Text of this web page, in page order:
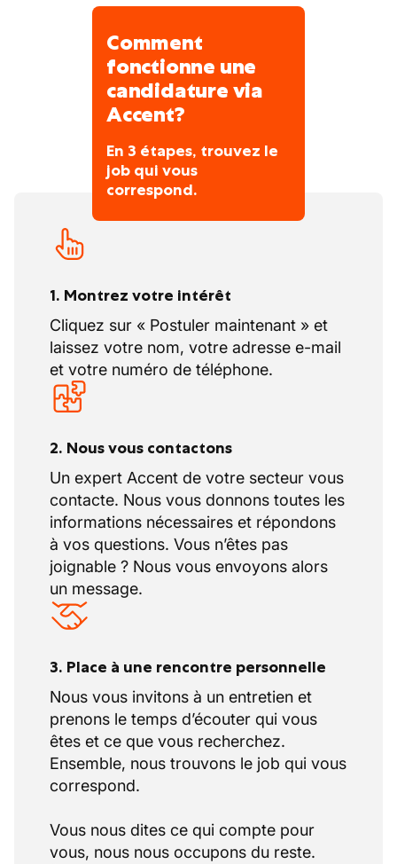
EMPLOI AVEC LA BONNE
PERSONNE.
Comment
fonctionne une
candidature via
Accent?
En 3 étapes, trouvez le
job qui vous
correspond.
1. Montrez votre intérêt
Cliquez sur « Postuler maintenant » et
laissez votre nom, votre adresse e-mail
et votre numéro de téléphone.
2. Nous vous contactons
Un expert Accent de votre secteur vous
contacte. Nous vous donnons toutes les
informations nécessaires et répondons
à vos questions. Vous n’êtes pas
joignable ? Nous vous envoyons alors
un message.
3. Place à une rencontre personnelle
Nous vous invitons à un entretien et
prenons le temps d’écouter qui vous
êtes et ce que vous recherchez.
Ensemble, nous trouvons le job qui vous
correspond.
Vous nous dites ce qui compte pour